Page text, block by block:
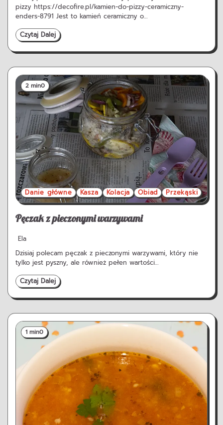
pizzy https://decofire.pl/kamien-do-pizzy-ceramiczny-
enders-8791 Jest to kamień ceramiczny o…
Czytaj Dalej
2 min0
Danie główne Kasza Kolacja Obiad Przekąski
Pęczak z pieczonymi warzywami
Ela
Dzisiaj polecam pęczak z pieczonymi warzywami, który nie
tylko jest pyszny, ale również pełen wartości…
Czytaj Dalej
1 min0